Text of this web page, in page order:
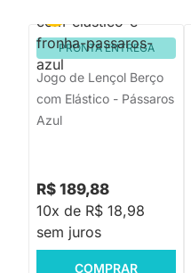
PRONTA ENTREGA
Jogo de Lençol Berço
com Elástico - Pássaros
Azul
R$ 189,88
10x de R$ 18,98
sem juros
COMPRAR